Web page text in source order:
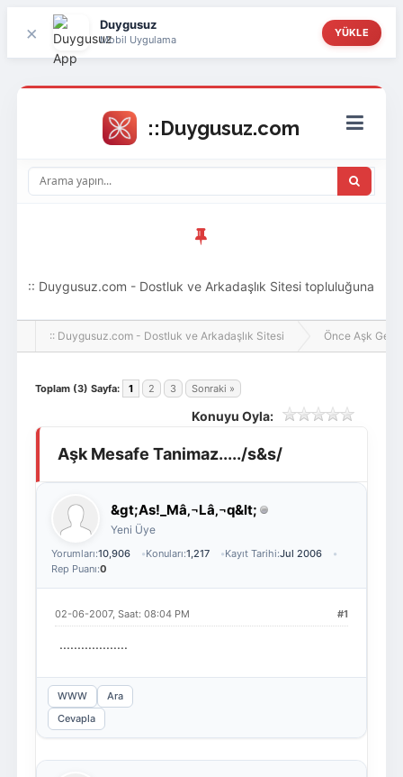
× Duygusuz
Mobil Uygulama
YÜKLE
Üye Ol
:: Duygusuz.com - Dostluk ve Arkadaşlık Sitesi topluluğuna
hoş geldin ziyaretçi! Aramıza katılmak istersen kayıt
:: Duygusuz.com - Dostluk ve Arkadaşlık Sitesi Önce Aşk Gelir
Toplam (3) Sayfa: 1 2 3 Sonraki »
Konuyu Oyla:
Aşk Mesafe Tanimaz...../s&s/
&gt;As!_Mâ‚¬Lâ‚¬q&lt;
Yeni Üye
Yorumları:10,906 Konuları:1,217 Kayıt Tarihi:Jul 2006
Rep Puanı:0
#1
02-06-2007, Saat: 08:04 PM
...................
WWW
Ara
Cevapla